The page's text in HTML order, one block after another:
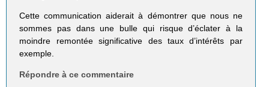
Cette communication aiderait à démontrer que nous ne
sommes pas dans une bulle qui risque d’éclater à la
moindre remontée significative des taux d’intérêts par
exemple.
Répondre à ce commentaire